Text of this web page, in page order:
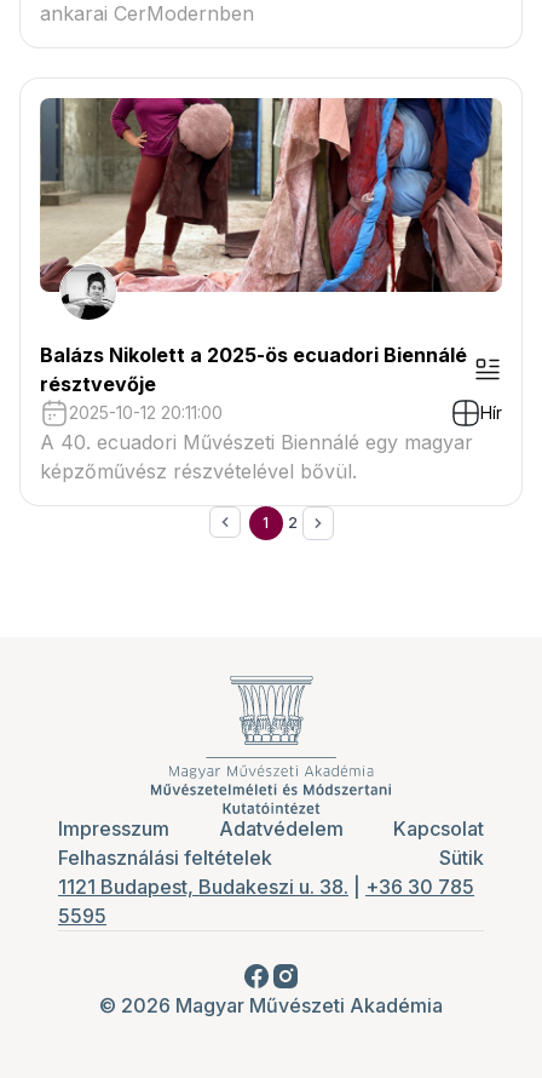
ankarai CerModernben
Balázs Nikolett a 2025-ös ecuadori Biennálé
résztvevője
2025-10-12 20:11:00 Hír
A 40. ecuadori Művészeti Biennálé egy magyar
képzőművész részvételével bővül.
1 2
Impresszum Adatvédelem
Kapcsolat
Felhasználási feltételek
Sütik
1121 Budapest, Budakeszi u. 38.
+36 30 785
5595
© 2026 Magyar Művészeti Akadémia